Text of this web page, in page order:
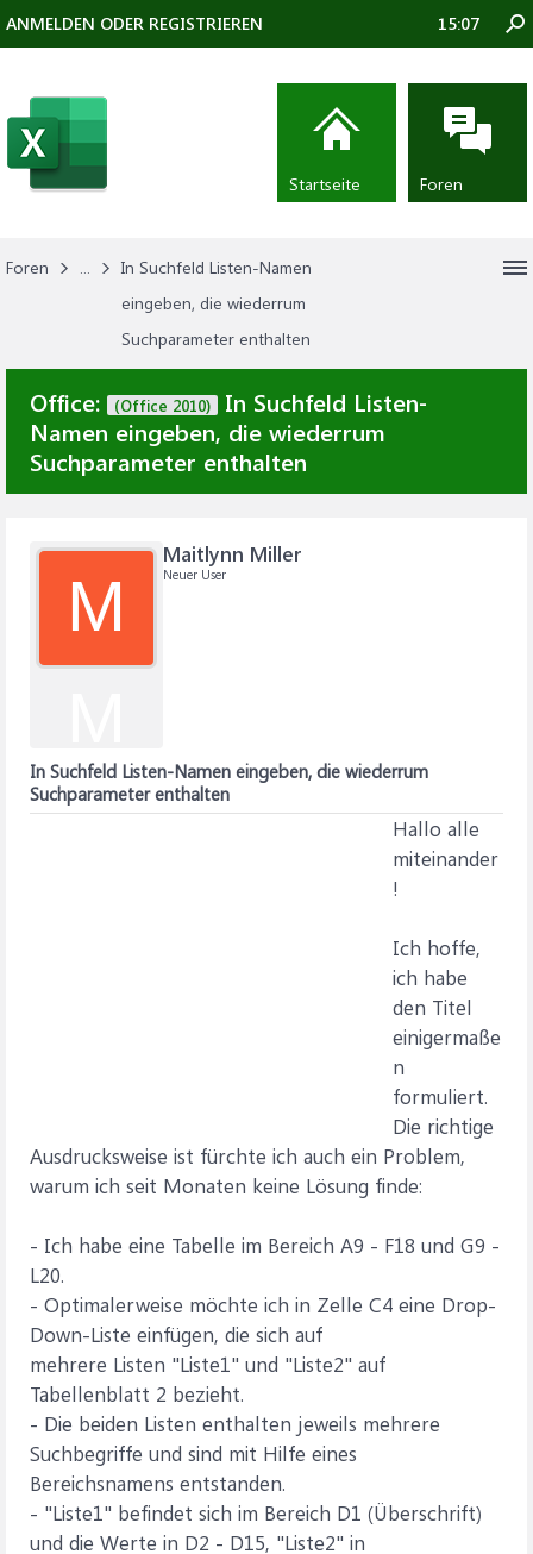
Foren ...
In Suchfeld Listen-Namen
eingeben, die wiederrum
Suchparameter enthalten
Office: (Office 2010)
In Suchfeld Listen-
Namen eingeben, die wiederrum
Suchparameter enthalten
M
Maitlynn Miller
Neuer User
In Suchfeld Listen-Namen eingeben, die wiederrum
Suchparameter enthalten
Hallo alle
miteinander
!
Ich hoffe,
ich habe
den Titel
einigermaße
n
formuliert.
Die richtige
Ausdrucksweise ist fürchte ich auch ein Problem,
warum ich seit Monaten keine Lösung finde:
- Ich habe eine Tabelle im Bereich A9 - F18 und G9 -
L20.
- Optimalerweise möchte ich in Zelle C4 eine Drop-
Down-Liste einfügen, die sich auf
mehrere Listen "Liste1" und "Liste2" auf
Tabellenblatt 2 bezieht.
- Die beiden Listen enthalten jeweils mehrere
Suchbegriffe und sind mit Hilfe eines
Bereichsnamens entstanden.
- "Liste1" befindet sich im Bereich D1 (Überschrift)
und die Werte in D2 - D15, "Liste2" in
ANMELDEN ODER REGISTRIEREN 15:07
Startseite Foren